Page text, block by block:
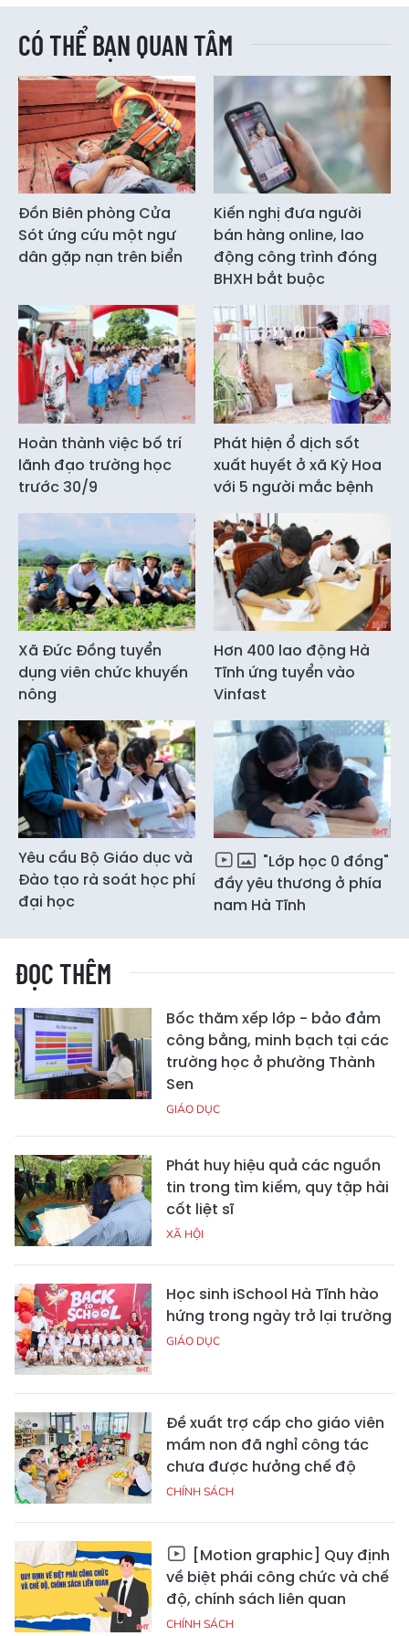
CÓ THỂ BẠN QUAN TÂM
Đồn Biên phòng Cửa
Sót ứng cứu một ngư
dân gặp nạn trên biển
Kiến nghị đưa người
bán hàng online, lao
động công trình đóng
BHXH bắt buộc
Hoàn thành việc bố trí
lãnh đạo trường học
trước 30/9
Phát hiện ổ dịch sốt
xuất huyết ở xã Kỳ Hoa
với 5 người mắc bệnh
Xã Đức Đồng tuyển
dụng viên chức khuyến
nông
Hơn 400 lao động Hà
Tĩnh ứng tuyển vào
Vinfast
Yêu cầu Bộ Giáo dục và
Đào tạo rà soát học phí
đại học
"Lớp học 0 đồng"
đầy yêu thương ở phía
nam Hà Tĩnh
ĐỌC THÊM
Bốc thăm xếp lớp - bảo đảm
công bằng, minh bạch tại các
trường học ở phường Thành
Sen
GIÁO DỤC
Phát huy hiệu quả các nguồn
tin trong tìm kiếm, quy tập hài
cốt liệt sĩ
XÃ HỘI
Học sinh iSchool Hà Tĩnh hào
hứng trong ngày trở lại trường
GIÁO DỤC
Đề xuất trợ cấp cho giáo viên
mầm non đã nghỉ công tác
chưa được hưởng chế độ
CHÍNH SÁCH
[Motion graphic] Quy định
về biệt phái công chức và chế
độ, chính sách liên quan
CHÍNH SÁCH